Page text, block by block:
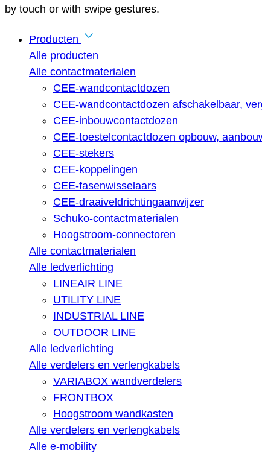
by touch or with swipe gestures.
Producten
Alle producten
Alle contactmaterialen
CEE-wandcontactdozen
CEE-wandcontactdozen afschakelbaar,
CEE-inbouwcontactdozen
CEE-toestelcontactdozen opbouw,
CEE-stekers
CEE-koppelingen
CEE-fasenwisselaars
CEE-draaiveldrichtingaanwijzer
Schuko-contactmaterialen
Hoogstroom-connectoren
Alle contactmaterialen
Alle ledverlichting
LINEAIR LINE
UTILITY LINE
INDUSTRIAL LINE
OUTDOOR LINE
Alle ledverlichting
Alle verdelers en verlengkabels
VARIABOX wandverdelers
FRONTBOX
Hoogstroom wandkasten
Alle verdelers en verlengkabels
Alle e-mobility